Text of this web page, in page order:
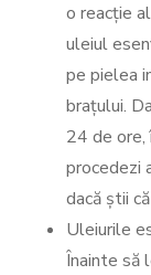
o reacție
uleiul
pe pielea
brațului.
24 de ore,
procedezi
dacă știi
Uleiurile
Înainte să